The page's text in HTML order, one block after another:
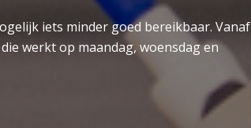
iets minder goed bereikbaar. Vanaf
werkt op maandag, woensdag en